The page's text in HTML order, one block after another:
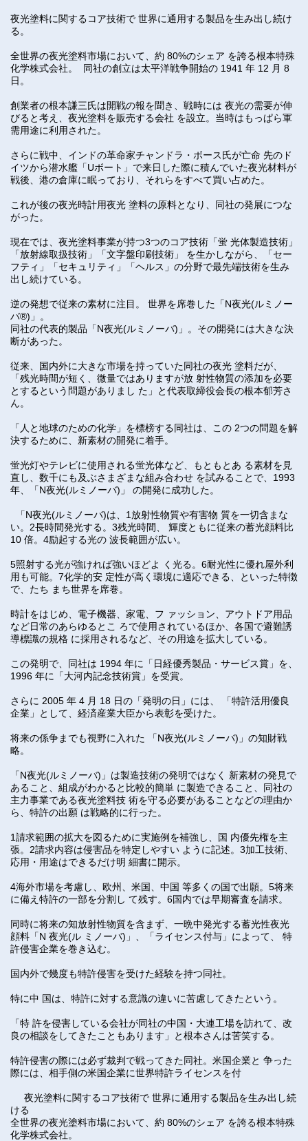
夜光塗料に関するコア技術で 世界に通用する製品を生み出し続け
る。
全世界の夜光塗料市場において、約 80%のシェア を誇る根本特殊
化学株式会社。 同社の創立は太平洋戦争開始の 1941 年 12 月 8
日。
創業者の根本謙三氏は開戦の報を聞き、戦時には 夜光の需要が伸
びると考え、夜光塗料を販売する会社 を設立。当時はもっぱら軍
需用途に利用された。
さらに戦中、インドの革命家チャンドラ・ボース氏が亡命 先のド
イツから潜水艦「Uボート」で来日した際に積んでいた夜光材料が
戦後、港の倉庫に眠っており、それらをすべて買い占めた。
これが後の夜光時計用夜光 塗料の原料となり、同社の発展につな
がった。
現在では、夜光塗料事業が持つ3つのコア技術「蛍 光体製造技術」
「放射線取扱技術」「文字盤印刷技術」 を生かしながら、「セー
フティ」「セキュリティ」「ヘルス」の分野で最先端技術を生み
出し続けている。
逆の発想で従来の素材に注目。 世界を席巻した「N夜光(ルミノー
バ®)」。
同社の代表的製品「N夜光(ルミノーバ)」。その開発には大きな決
断があった。
従来、国内外に大きな市場を持っていた同社の夜光 塗料だが、
「残光時間が短く、微量ではありますが放 射性物質の添加を必要
とするという問題がありまし た」と代表取締役会長の根本郁芳さ
ん。
「人と地球のための化学」を標榜する同社は、この 2つの問題を解
決するために、新素材の開発に着手。
蛍光灯やテレビに使用される蛍光体など、もともとあ る素材を見
直し、数千にも及ぶさまざまな組み合わせ を試みることで、1993
年、「N夜光(ルミノーバ)」 の開発に成功した。
「N夜光(ルミノーバ)は、1放射性物質や有害物 質を一切含まな
い。2長時間発光する。3残光時間、 輝度ともに従来の蓄光顔料比
10 倍。4励起する光の 波長範囲が広い。
5照射する光が強ければ強いほどよ く光る。6耐光性に優れ屋外利
用も可能。7化学的安 定性が高く環境に適応できる、といった特徴
で、たち まち世界を席巻。
時計をはじめ、電子機器、家電、フ ァッション、アウトドア用品
など日常のあらゆるとこ ろで使用されているほか、各国で避難誘
導標識の規格 に採用されるなど、その用途を拡大している。
この発明で、同社は 1994 年に「日経優秀製品・サービス賞」を、
1996 年に「大河内記念技術賞」を受賞。
さらに 2005 年 4 月 18 日の「発明の日」には、 「特許活用優良
企業」として、経済産業大臣から表彰を受けた。
将来の係争までも視野に入れた 「N夜光(ルミノーバ)」の知財戦
略。
「N夜光(ルミノーバ)」は製造技術の発明ではなく 新素材の発見で
あること、組成がわかると比較的簡単 に製造できること、同社の
主力事業である夜光塗料技 術を守る必要があることなどの理由か
ら、特許の出願 は戦略的に行った。
1請求範囲の拡大を図るために実施例を補強し、国 内優先権を主
張。2請求内容は侵害品を特定しやすい ように記述。3加工技術、
応用・用途はできるだけ明 細書に開示。
4海外市場を考慮し、欧州、米国、中国 等多くの国で出願。5将来
に備え特許の一部を分割し て残す。6国内では早期審査を請求。
同時に将来の知放射性物質を含まず、一晩中発光する蓄光性夜光
顔料「N 夜光(ル ミノーバ)」、「ライセンス付与」によって、 特
許侵害企業を巻き込む。
国内外で幾度も特許侵害を受けた経験を持つ同社。
特に中 国は、特許に対する意識の違いに苦慮してきたという。
「特 許を侵害している会社が同社の中国・大連工場を訪れて、改
良の相談をしてきたこともあります」と根本さんは苦笑する。
特許侵害の際には必ず裁判で戦ってきた同社。米国企業と 争った
際には、相手側の米国企業に世界特許ライセンスを付
夜光塗料に関するコア技術で 世界に通用する製品を生み出し続
ける
全世界の夜光塗料市場において、約 80%のシェア を誇る根本特殊
化学株式会社。